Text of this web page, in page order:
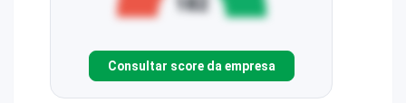
Consultar score da empresa